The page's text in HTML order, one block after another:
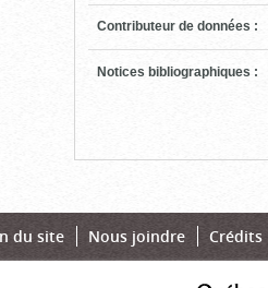
Contributeur de données :
Notices bibliographiques :
du site Nous joindre Crédits